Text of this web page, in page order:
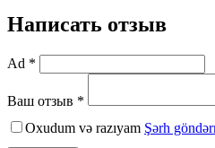
Написать отзыв
Ad *
Ваш отзыв *
Oxudum və razıyam Şərh